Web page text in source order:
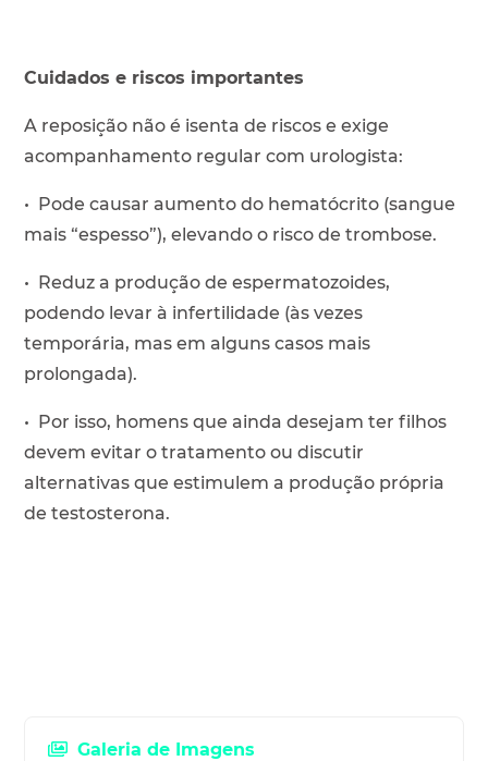
Cuidados e riscos importantes
A reposição não é isenta de riscos e exige
acompanhamento regular com urologista:
• Pode causar aumento do hematócrito (sangue
mais “espesso”), elevando o risco de trombose.
• Reduz a produção de espermatozoides,
podendo levar à infertilidade (às vezes
temporária, mas em alguns casos mais
prolongada).
• Por isso, homens que ainda desejam ter filhos
devem evitar o tratamento ou discutir
alternativas que estimulem a produção própria
de testosterona.
Galeria de Imagens